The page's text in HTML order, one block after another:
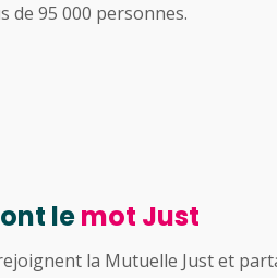
de 95 000 personnes.
lemot Just
la Mutuelle Just et